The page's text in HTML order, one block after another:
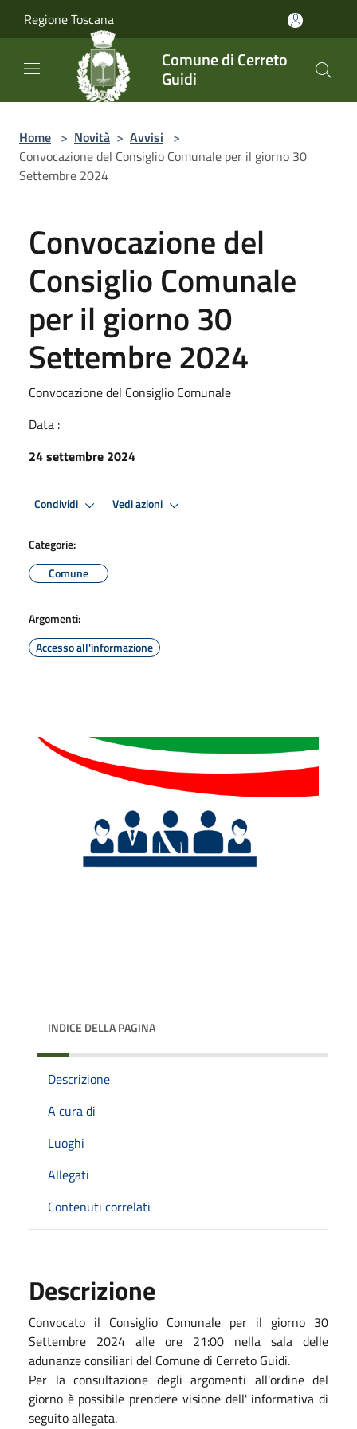
Regione Toscana
Comune di Cerreto
Guidi
Home > Novità > Avvisi >
Convocazione del Consiglio Comunale per il giorno 30
Settembre 2024
Convocazione del
Consiglio Comunale
per il giorno 30
Settembre 2024
Convocazione del Consiglio Comunale
Data :
24 settembre 2024
Condividi Vedi azioni
Categorie:
Comune
Argomenti:
Accesso all'informazione
INDICE DELLA PAGINA
Descrizione
A cura di
Luoghi
Allegati
Contenuti correlati
Descrizione
Convocato il Consiglio Comunale per il giorno 30
Settembre 2024 alle ore 21:00 nella sala delle
adunanze consiliari del Comune di Cerreto Guidi.
Per la consultazione degli argomenti all'ordine del
giorno è possibile prendere visione dell' informativa di
seguito allegata.